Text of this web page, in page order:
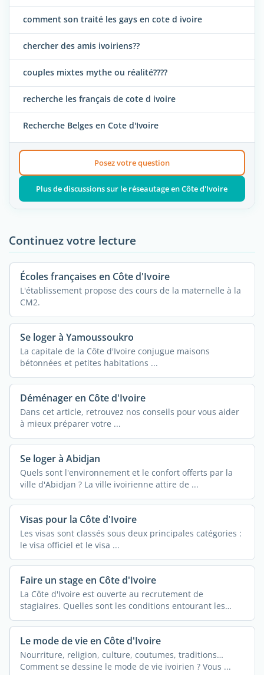
comment son traité les gays en cote d ivoire
chercher des amis ivoiriens??
couples mixtes mythe ou réalité????
recherche les français de cote d ivoire
Recherche Belges en Cote d'Ivoire
Posez votre question
Plus de discussions sur le réseautage en Côte d'Ivoire
Continuez votre lecture
Écoles françaises en Côte d'Ivoire
L'établissement propose des cours de la maternelle à la
CM2.
Se loger à Yamoussoukro
La capitale de la Côte d'Ivoire conjugue maisons
bétonnées et petites habitations ...
Déménager en Côte d'Ivoire
Dans cet article, retrouvez nos conseils pour vous aider
à mieux préparer votre ...
Se loger à Abidjan
Quels sont l'environnement et le confort offerts par la
ville d'Abidjan ? La ville ivoirienne attire de ...
Visas pour la Côte d'Ivoire
Les visas sont classés sous deux principales catégories :
le visa officiel et le visa ...
Faire un stage en Côte d'Ivoire
La Côte d'Ivoire est ouverte au recrutement de
stagiaires. Quelles sont les conditions entourant les
stages ...
Le mode de vie en Côte d'Ivoire
Nourriture, religion, culture, coutumes, traditions…
Comment se dessine le mode de vie ivoirien ? Vous ...